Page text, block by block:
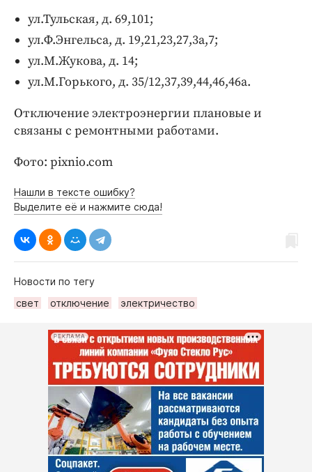
ул.Тульская, д. 69,101;
ул.Ф.Энгельса, д. 19,21,23,27,3а,7;
ул.М.Жукова, д. 14;
ул.М.Горького, д. 35/12,37,39,44,46,46а.
Отключение электроэнергии плановые и
связаны с ремонтными работами.
Фото: pixnio.com
Нашли в тексте ошибку?
Выделите её и нажмите сюда!
Новости по тегу
свет
отключение электричество
РЕКЛАМА